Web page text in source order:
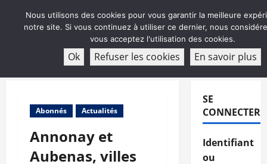
ABONNEMENT
Abonnés Actualités
Annonay et
Aubenas, villes
SE
CONNECTER
Identifiant
ou
Nous utilisons des cookies pour vous garantir la meilleure
notre site. Si vous continuez à utiliser ce dernier, nous
vous acceptez l'utilisation des cookies.
Ok Refuser les cookies En savoir plus